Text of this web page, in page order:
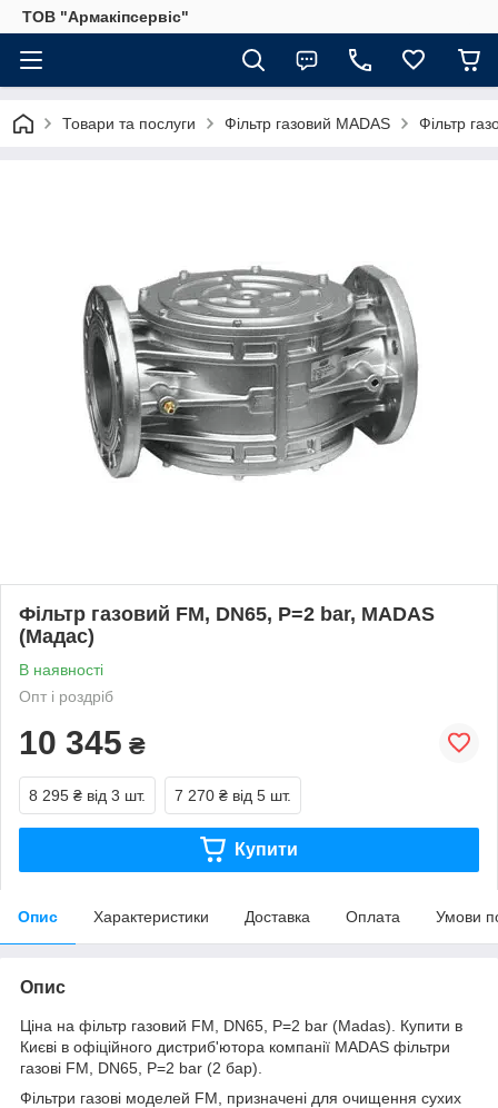
ТОВ "Армакіпсервіс"
Товари та послуги Фільтр газовий MADAS Фільтр
Фільтр газовий FM, DN65, P=2 bar, MADAS
(Мадас)
В наявності
Опт і роздріб
10 345 ₴
8 295 ₴ від 3 шт. 7 270 ₴ від 5 шт.
Купити
Опис Характеристики Доставка Оплата Умови
Опис
Ціна на фільтр газовий FM, DN65, P=2 bar (Madas). Купити в
Києві в офіційного дистриб'ютора компанії MADAS фільтри
газові FM, DN65, P=2 bar (2 бар).
Фільтри газові моделей FM, призначені для очищення сухих